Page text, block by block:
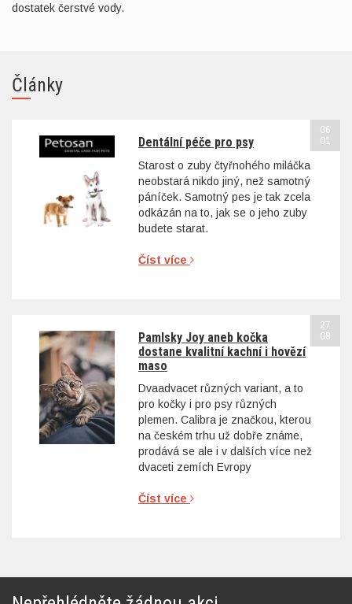
dostatek čerstvé vody.
Články
Dentální péče pro psy
Starost o zuby čtyřnohého miláčka
neobstará nikdo jiný, než samotný
páníček. Samotný pes je tak zcela
odkázán na to, jak se o jeho zuby
budete starat.
Číst více
06
01
Pamlsky Joy aneb kočka
dostane kvalitní kachní i hovězí
maso
Dvaadvacet různých variant, a to
pro kočky i pro psy různých
plemen. Calibra je značkou, kterou
na českém trhu už dobře známe,
prodává se ale i v dalších více než
dvaceti zemích Evropy
Číst více
27
08